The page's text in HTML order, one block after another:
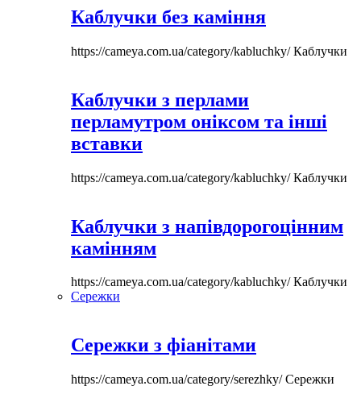
Каблучки без каміння
https://cameya.com.ua/category/kabluchky/Каблучки
Каблучки з перлами
перламутром оніксом та інші
вставки
https://cameya.com.ua/category/kabluchky/Каблучки
Каблучки з напівдорогоцінним
камінням
https://cameya.com.ua/category/kabluchky/Каблучки
Сережки
Сережки з фіанітами
https://cameya.com.ua/category/serezhky/Сережки